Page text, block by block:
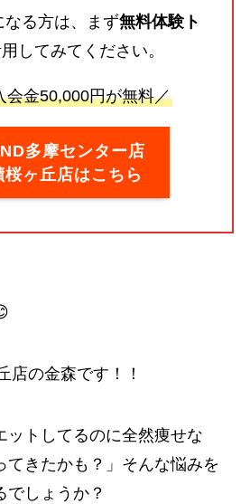
なる方は、まず無料体験ト
してみてください。
会金50,000円が無料／
多摩センター店
桜ヶ丘店はこちら
店の金森です！！
ットしてるのに全然痩せな
きたかも？」そんな悩みを
でしょうか？